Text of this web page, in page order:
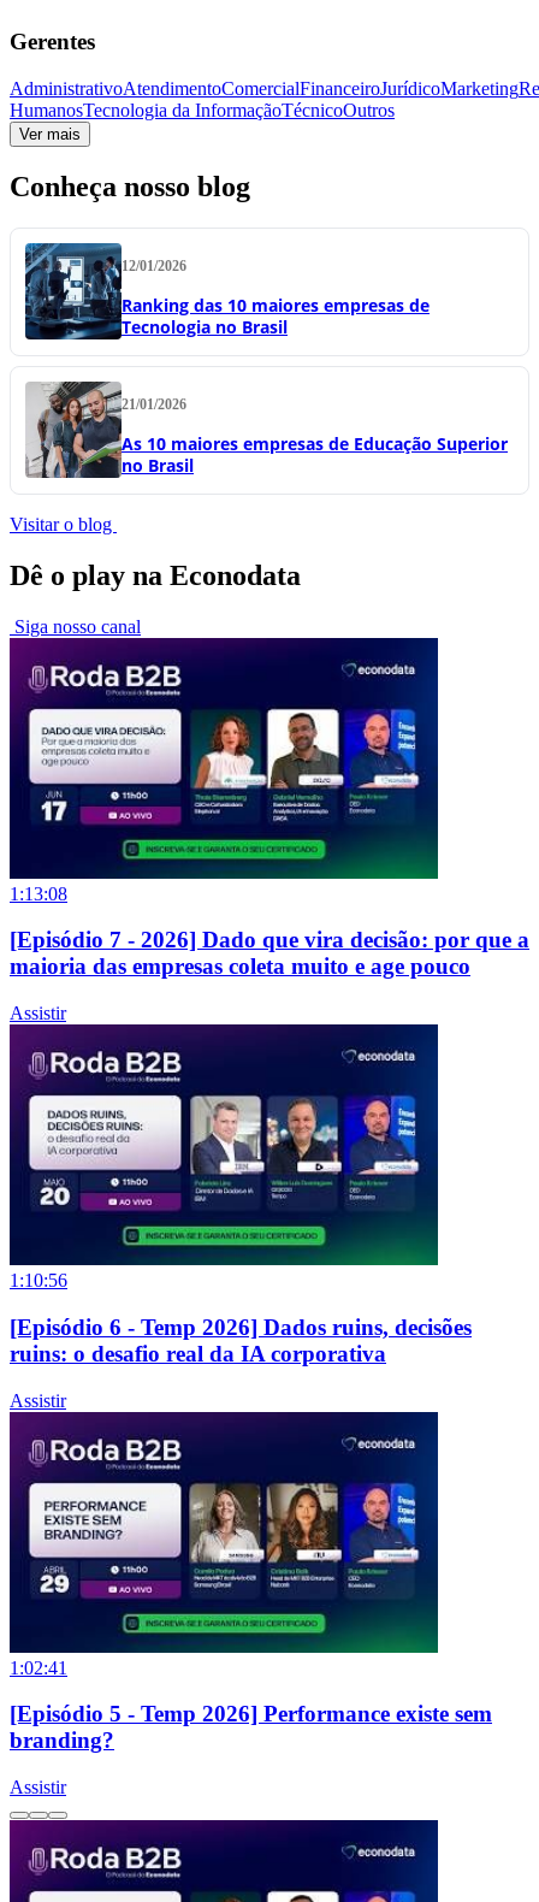
Gerentes
AdministrativoAtendimentoComercialFinanceiroJurídicoMarketing
HumanosTecnologia da InformaçãoTécnicoOutros
Ver mais
Conheça nosso blog
12/01/2026
Ranking das 10 maiores empresas de
Tecnologia no Brasil
21/01/2026
As 10 maiores empresas de Educação Superior
no Brasil
Visitar o blog
Dê o play na Econodata
Siga nosso canal
1:13:08
[Episódio 7 - 2026] Dado que vira decisão: por que a
maioria das empresas coleta muito e age pouco
Assistir
1:10:56
[Episódio 6 - Temp 2026] Dados ruins, decisões
ruins: o desafio real da IA corporativa
Assistir
1:02:41
[Episódio 5 - Temp 2026] Performance existe sem
branding?
Assistir